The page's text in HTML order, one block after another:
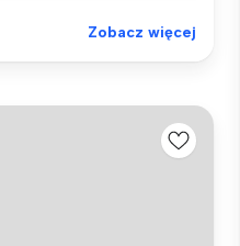
Zobacz więcej